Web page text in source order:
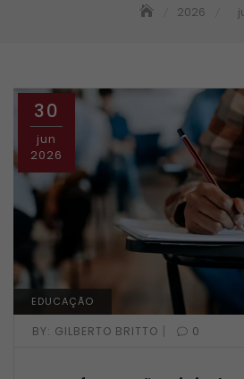
2026
30
jun
2026
EDUCAÇÃO
BY: GILBERTO BRITTO | 0